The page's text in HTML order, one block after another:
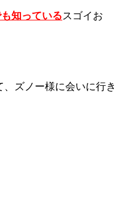
知っているスゴイお
ズノー様に会いに行き